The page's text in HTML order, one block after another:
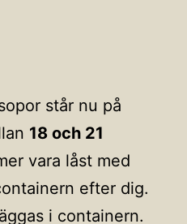
står nu på
18 och 21
vara låst med
efter dig.
i containern.